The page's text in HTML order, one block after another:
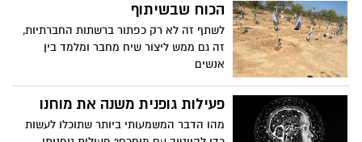
הכוח שבשיתוף
לשתף זה לא רק כפתור ברשתות החברתיות,
זה גם ממש ליצור שיח מחבר ומלמד בין
אנשים
פעילות גופנית משנה את מוחנו
מהו הדבר המשמעותי ביותר שתוכלו לעשות